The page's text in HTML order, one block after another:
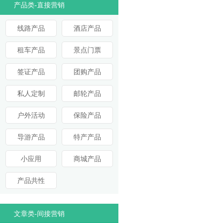
产品类-直接营销
线路产品 酒店产品
租车产品 景点门票
签证产品 团购产品
私人定制 邮轮产品
户外活动 保险产品
导游产品 特产产品
小应用 商城产品
产品共性
文章类-间接营销